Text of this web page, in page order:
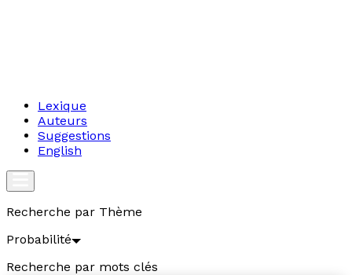
Lexique
Auteurs
Suggestions
English
Recherche par Thème
Probabilité
Recherche par mots clés